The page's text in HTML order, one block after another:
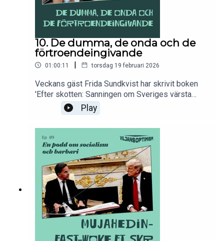
10. De dumma, de onda och de
förtroendeingivande
01:00:11 | torsdag 19 februari 2026
Veckans gäst Frida Sundkvist har skrivit boken
'Efter skotten: Sanningen om Sveriges värsta
masskjutning’. Medan vi tuggade i oss Helenas
sötsaker pratade Ali och Sam med henne om
våldsmonopolets position i Sverige i dag.
Dessutom om Epstein-norskars och svenska
sossars allmänt dåliga fingertoppskänsla.För den
som vill stödja podden är swishnumret:
1232779700
Play